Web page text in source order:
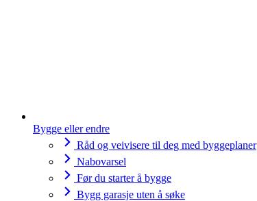
Bygge eller endre
Råd og veivisere til deg med byggeplaner
Nabovarsel
Før du starter å bygge
Bygg garasje uten å søke